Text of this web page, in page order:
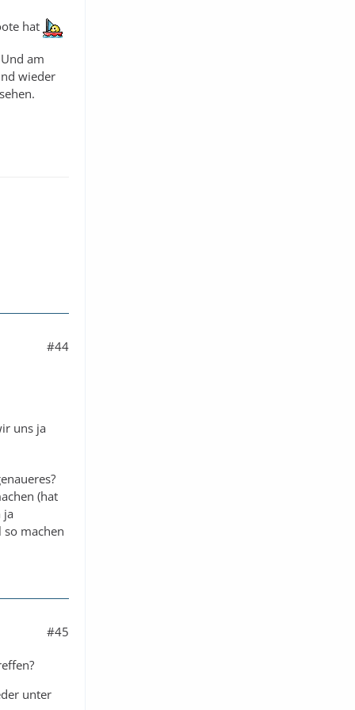
hat
am
wieder
#44
uns ja
(hat
ja
machen
#45
unter